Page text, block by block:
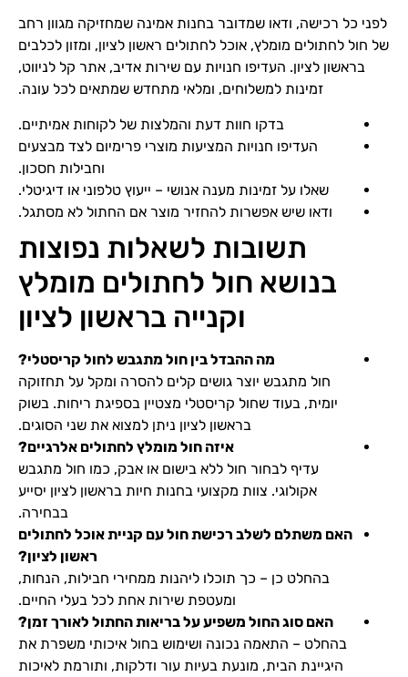
לפני כל רכישה, ודאו שמדובר בחנות אמינה שמחזיקה מגוון רחב
של חול לחתולים מומלץ, אוכל לחתולים ראשון לציון, ומזון לכלבים
בראשון לציון. העדיפו חנויות עם שירות אדיב, אתר קל לניווט,
זמינות למשלוחים, ומלאי מתחדש שמתאים לכל עונה.
בדקו חוות דעת והמלצות של לקוחות אמיתיים.
העדיפו חנויות המציעות מוצרי פרימיום לצד מבצעים
וחבילות חסכון.
שאלו על זמינות מענה אנושי – ייעוץ טלפוני או דיגיטלי.
ודאו שיש אפשרות להחזיר מוצר אם החתול לא מסתגל.
תשובות לשאלות נפוצות
בנושא חול לחתולים מומלץ
וקנייה בראשון לציון
מה ההבדל בין חול מתגבש לחול קריסטלי?
חול מתגבש יוצר גושים קלים להסרה ומקל על תחזוקה
יומית, בעוד שחול קריסטלי מצטיין בספיגת ריחות. בשוק
בראשון לציון ניתן למצוא את שני הסוגים.
איזה חול מומלץ לחתולים אלרגיים?
עדיף לבחור חול ללא בישום או אבק, כמו חול מתגבש
אקולוגי. צוות מקצועי בחנות חיות בראשון לציון יסייע
בבחירה.
האם משתלם לשלב רכישת חול עם קניית אוכל לחתולים
ראשון לציון?
בהחלט כן – כך תוכלו ליהנות ממחירי חבילות, הנחות,
ומעטפת שירות אחת לכל בעלי החיים.
האם סוג החול משפיע על בריאות החתול לאורך זמן?
בהחלט – התאמה נכונה ושימוש בחול איכותי משפרת את
היגיינת הבית, מונעת בעיות עור ודלקות, ותורמת לאיכות